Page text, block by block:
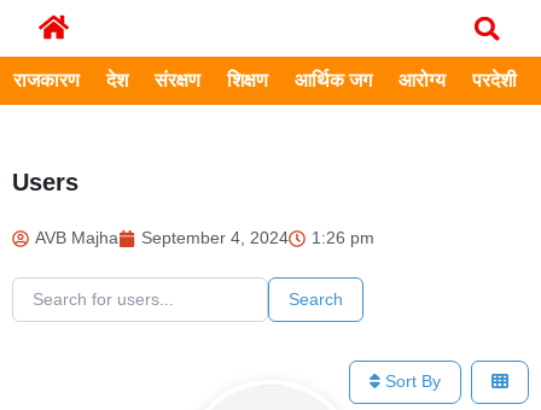
राजकारण देश संरक्षण शिक्षण आर्थिक जग आरोग्य परदेशी
Users
AVB Majha September 4, 2024 1:26 pm
Search for users...
Search for users... Search
Sort By